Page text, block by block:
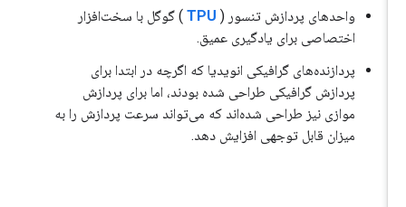
واحدهای پردازش تنسور ( TPU) گوگل با سخت‌افزار
اختصاصی برای یادگیری عمیق.
پردازنده‌های گرافیکی انویدیا که اگرچه در ابتدا برای
پردازش گرافیکی طراحی شده بودند، اما برای پردازش
موازی نیز طراحی شده‌اند که می‌تواند سرعت پردازش را به
میزان قابل توجهی افزایش دهد.